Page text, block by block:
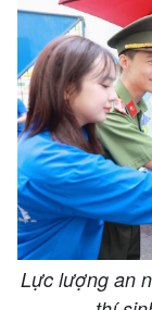
Lực lượng an